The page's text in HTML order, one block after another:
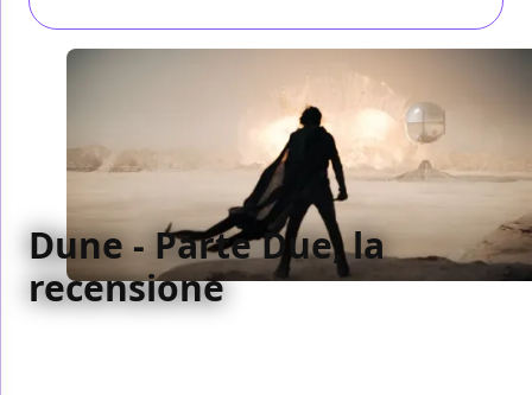
Dune - Parte Due, la
recensione